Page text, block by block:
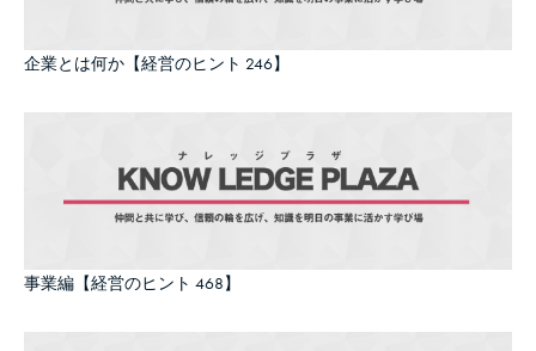
企業とは何か【経営のヒント 246】
事業編【経営のヒント 468】